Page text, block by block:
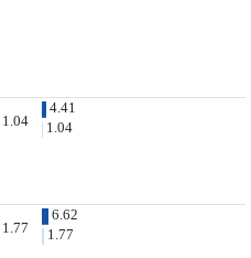
1.04
4.41
1.04
1.77
6.62
1.77